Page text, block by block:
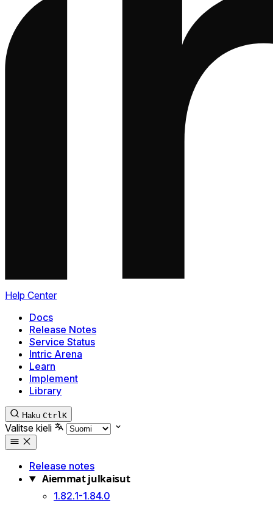
Help Center
Docs
Release Notes
Service Status
Intric Arena
Learn
Implement
Library
Haku CtrlK
Valitse kieli
Release notes
Aiemmat julkaisut
1.82.1-1.84.0